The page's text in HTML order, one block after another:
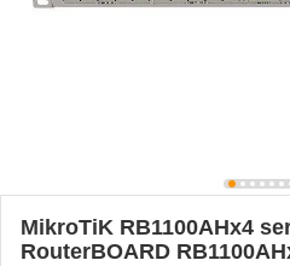
MikroTiK RB1100AHx4
RouterBOARD